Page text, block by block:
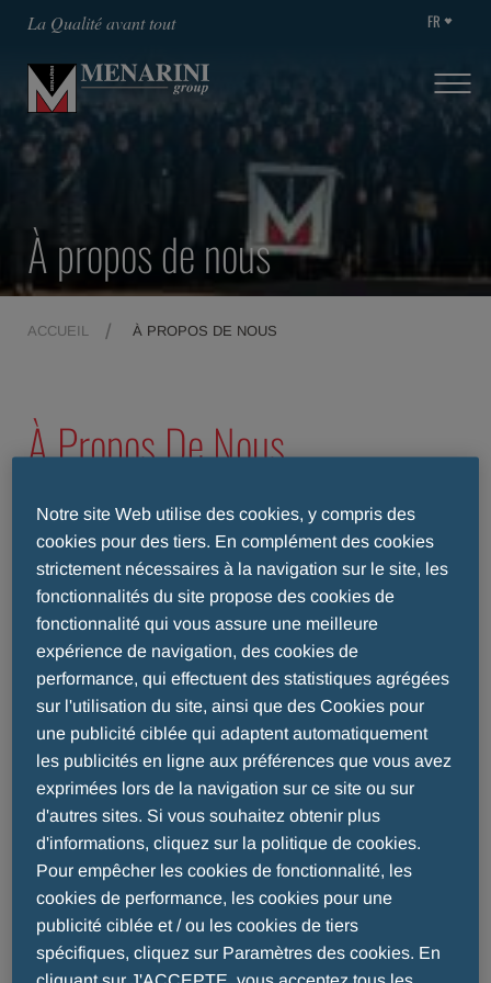
La Qualité avant tout FR
À propos de nous
ACCUEIL À PROPOS DE NOUS
À Propos De Nous
Menarini Benelux apporte des solutions
thérapeutiques et diagnostiques aux patients.
Grâce à la qualité et à l'innovation, Menarini
établit des relations privilégiées avec les
médecins, les pharmaciens et les laboratoires
d'analyses médicales.
Qui sommes nous
Menarini s'implante en Belgique en 1987. Grâce à
la qualité de ses produits et à l'excellente
performance de toute son équipe, Menarini a
construit une relation privilégiée avec les
Notre site Web utilise des cookies, y compris des
cookies pour des tiers. En complément des cookies
strictement nécessaires à la navigation sur le site, les
fonctionnalités du site propose des cookies de
fonctionnalité qui vous assure une meilleure
expérience de navigation, des cookies de
performance, qui effectuent des statistiques agrégées
sur l'utilisation du site, ainsi que des Cookies pour
une publicité ciblée qui adaptent automatiquement
les publicités en ligne aux préférences que vous avez
exprimées lors de la navigation sur ce site ou sur
d'autres sites. Si vous souhaitez obtenir plus
d'informations, cliquez sur la politique de cookies.
Pour empêcher les cookies de fonctionnalité, les
cookies de performance, les cookies pour une
publicité ciblée et / ou les cookies de tiers
spécifiques, cliquez sur Paramètres des cookies. En